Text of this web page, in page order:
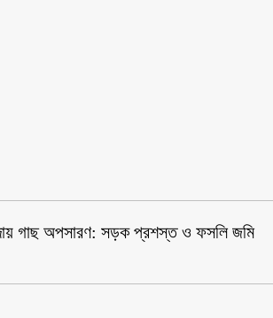
গাছ অপসারণ: সড়ক প্রশস্ত ও ফসলি জমি